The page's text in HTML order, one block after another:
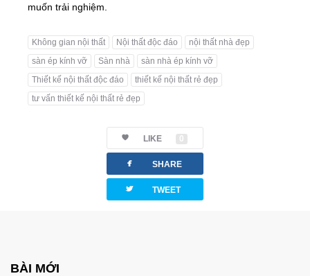
muốn trải nghiệm.
Không gian nội thất Nội thất độc đáo
nội thất nhà đẹp
sàn ép kính vỡ
Sàn nhà
sàn nhà ép kính vỡ
Thiết kế nội thất độc đáo
thiết kế nội thất rẻ đẹp
tư vấn thiết kế nội thất rẻ đẹp
LIKE 0
facebook SHARE
twitterbird TWEET
BÀI MỚI